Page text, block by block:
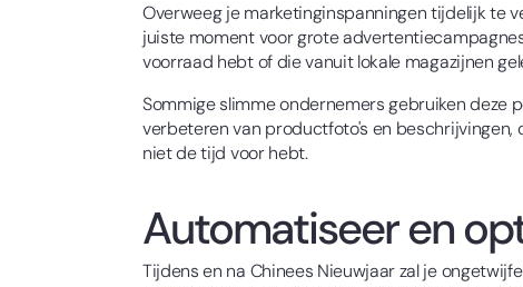
Overweeg je marketinginspanningen tijdelijk te
juiste moment voor grote
voorraad hebt of die vanuit lokale magazijnen
Sommige slimme ondernemers gebruiken deze
verbeteren van productfoto's en
niet de tijd voor hebt.
Automatiseer en
Tijdens en na Chinees Nieuwjaar zal je